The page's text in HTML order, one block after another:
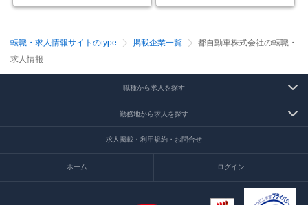
転職・求人情報サイトのtype 掲載企業一覧
都自動車株式会社の転職・
求人情報
職種から求人を探す
勤務地から求人を探す
求人掲載・利用規約・お問合せ
ホーム ログイン